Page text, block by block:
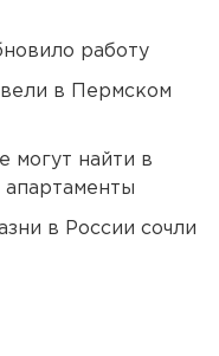
работу
в Пермском
могут найти в
апартаменты
в России сочли